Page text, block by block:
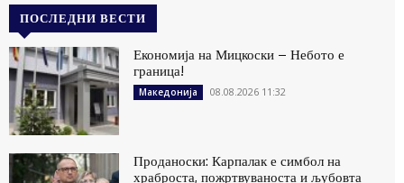
ПОСЛЕДНИ ВЕСТИ
Економија на Мицкоски – Небото е
граница!
Македонија 08.08.2026 11:32
Проданоски: Карпалак е симбол на
храброста, пожртвуваноста и љубовта